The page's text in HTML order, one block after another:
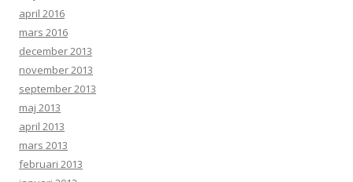
april 2016
mars 2016
december 2013
november 2013
september 2013
maj 2013
april 2013
mars 2013
februari 2013